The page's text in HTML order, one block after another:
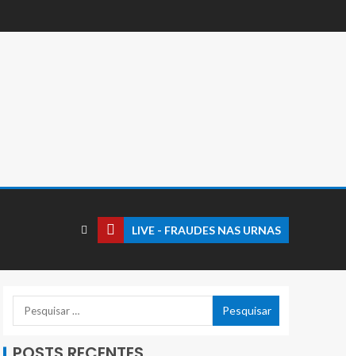
LIVE - FRAUDES NAS URNAS